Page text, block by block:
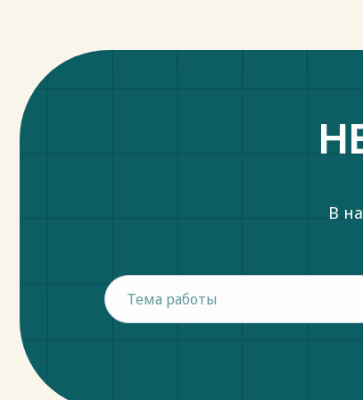
"оптимизации" социального
представителями различных
социальных прав и, в частности,
представляется несовершенной.
малоимущих граждан, обладающих
тяжелых жизненных
В